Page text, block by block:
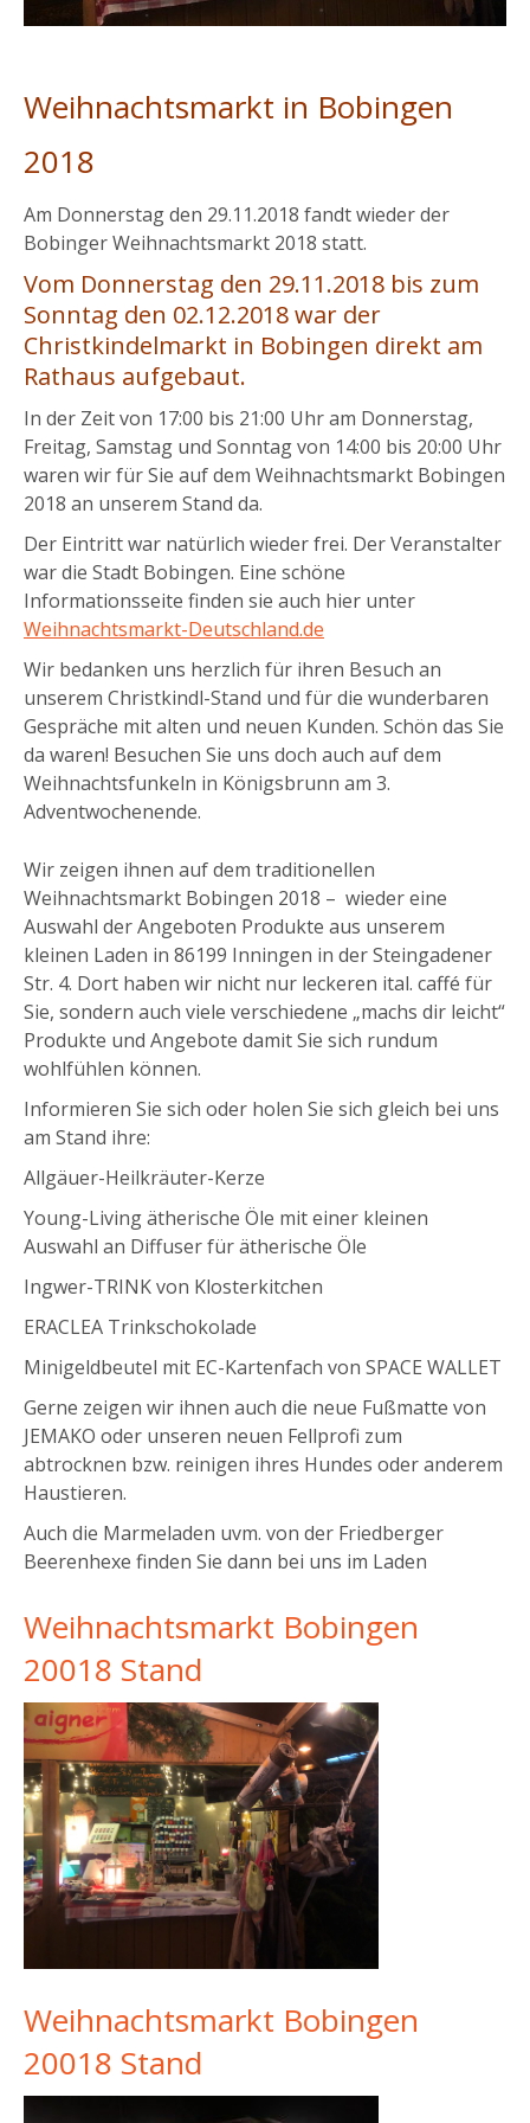
Weihnachtsmarkt in Bobingen
2018
Am Donnerstag den 29.11.2018 fandt wieder der
Bobinger Weihnachtsmarkt 2018 statt.
Vom Donnerstag den 29.11.2018 bis zum
Sonntag den 02.12.2018 war der
Christkindelmarkt in Bobingen direkt am
Rathaus aufgebaut.
In der Zeit von 17:00 bis 21:00 Uhr am Donnerstag,
Freitag, Samstag und Sonntag von 14:00 bis 20:00 Uhr
waren wir für Sie auf dem Weihnachtsmarkt Bobingen
2018 an unserem Stand da.
Der Eintritt war natürlich wieder frei. Der Veranstalter
war die Stadt Bobingen. Eine schöne
Informationsseite finden sie auch hier unter
Weihnachtsmarkt-Deutschland.de
Wir bedanken uns herzlich für ihren Besuch an
unserem Christkindl-Stand und für die wunderbaren
Gespräche mit alten und neuen Kunden. Schön das Sie
da waren! Besuchen Sie uns doch auch auf dem
Weihnachtsfunkeln in Königsbrunn am 3.
Adventwochenende.
Wir zeigen ihnen auf dem traditionellen
Weihnachtsmarkt Bobingen 2018 – wieder eine
Auswahl der Angeboten Produkte aus unserem
kleinen Laden in 86199 Inningen in der Steingadener
Str. 4. Dort haben wir nicht nur leckeren ital. caffé für
Sie, sondern auch viele verschiedene „machs dir leicht“
Produkte und Angebote damit Sie sich rundum
wohlfühlen können.
Informieren Sie sich oder holen Sie sich gleich bei uns
am Stand ihre:
Allgäuer-Heilkräuter-Kerze
Young-Living ätherische Öle mit einer kleinen
Auswahl an Diffuser für ätherische Öle
Ingwer-TRINK von Klosterkitchen
ERACLEA Trinkschokolade
Minigeldbeutel mit EC-Kartenfach von SPACE WALLET
Gerne zeigen wir ihnen auch die neue Fußmatte von
JEMAKO oder unseren neuen Fellprofi zum
abtrocknen bzw. reinigen ihres Hundes oder anderem
Haustieren.
Auch die Marmeladen uvm. von der Friedberger
Beerenhexe finden Sie dann bei uns im Laden
Weihnachtsmarkt Bobingen
20018 Stand
Weihnachtsmarkt Bobingen
20018 Stand